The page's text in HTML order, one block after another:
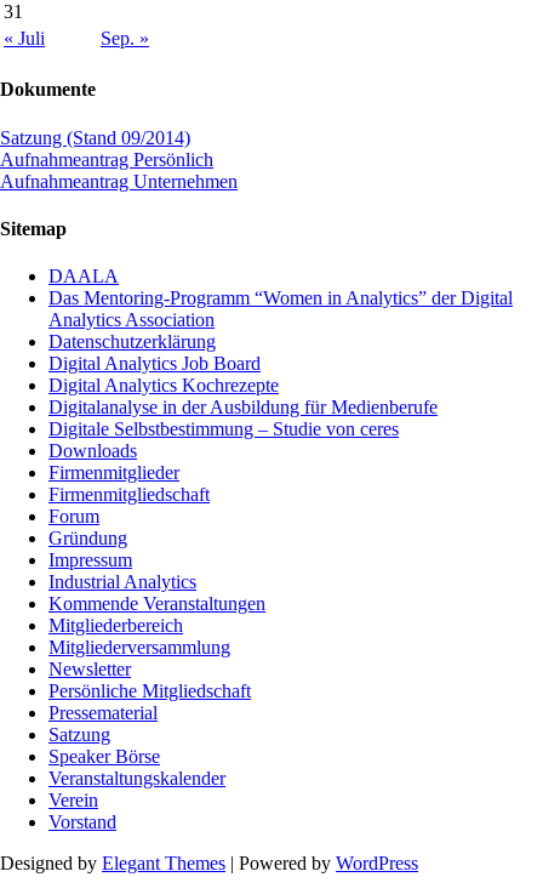
31
« Juli
Sep. »
Dokumente
Satzung (Stand 09/2014)
Aufnahmeantrag Persönlich
Aufnahmeantrag Unternehmen
Sitemap
DAALA
Das Mentoring-Programm “Women in Analytics” der Digital
Analytics Association
Datenschutzerklärung
Digital Analytics Job Board
Digital Analytics Kochrezepte
Digitalanalyse in der Ausbildung für Medienberufe
Digitale Selbstbestimmung – Studie von ceres
Downloads
Firmenmitglieder
Firmenmitgliedschaft
Forum
Gründung
Impressum
Industrial Analytics
Kommende Veranstaltungen
Mitgliederbereich
Mitgliederversammlung
Newsletter
Persönliche Mitgliedschaft
Pressematerial
Satzung
Speaker Börse
Veranstaltungskalender
Verein
Vorstand
Designed by Elegant Themes | Powered by WordPress